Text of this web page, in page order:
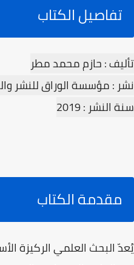
تفاصيل الكتاب
تأليف : حازم محمد مطر
نشر : مؤسسة الوراق للنشر
سنة النشر : 2019
مقدمة الكتاب
يُعدّ البحث العلمي الركيزة